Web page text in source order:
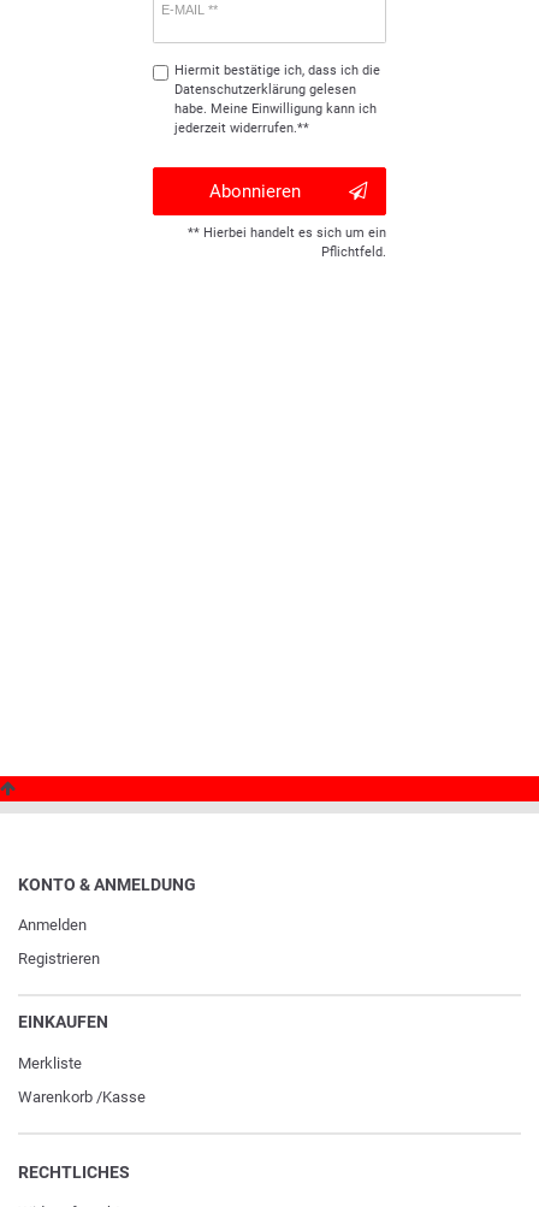
E-MAIL **
Hiermit bestätige ich, dass ich die
Daten­schutz­erklärunggelesen
habe. Meine Einwilligung kann ich
jederzeit widerrufen.**
Abonnieren
** Hierbei handelt es sich um ein
Pflichtfeld.
KONTO & ANMELDUNG
Anmelden
Registrieren
EINKAUFEN
Merkliste
Warenkorb /Kasse
RECHTLICHES